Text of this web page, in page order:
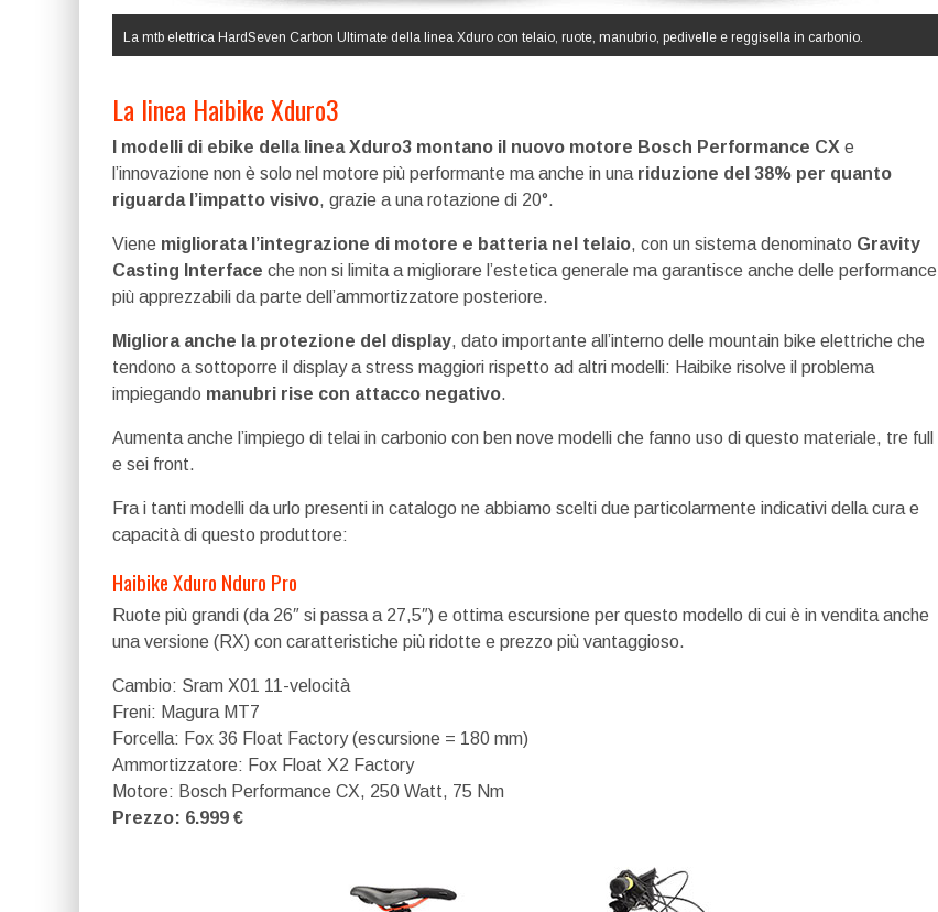
La mtb elettrica HardSeven Carbon Ultimate della linea Xduro con telaio, ruote, manubrio, pedivelle e reggisella in carbonio.
La linea Haibike Xduro3
I modelli di ebike della linea Xduro3 montano il nuovo motore Bosch Performance CX e
l’innovazione non è solo nel motore più performante ma anche in una riduzione del 38% per quanto
riguarda l’impatto visivo, grazie a una rotazione di 20°.
Viene migliorata l’integrazione di motore e batteria nel telaio, con un sistema denominato Gravity
Casting Interface che non si limita a migliorare l’estetica generale ma garantisce anche delle performance
più apprezzabili da parte dell’ammortizzatore posteriore.
Migliora anche la protezione del display, dato importante all’interno delle mountain bike elettriche che
tendono a sottoporre il display a stress maggiori rispetto ad altri modelli: Haibike risolve il problema
impiegando manubri rise con attacco negativo.
Aumenta anche l’impiego di telai in carbonio con ben nove modelli che fanno uso di questo materiale, tre full
e sei front.
Fra i tanti modelli da urlo presenti in catalogo ne abbiamo scelti due particolarmente indicativi della cura e
capacità di questo produttore:
Haibike Xduro Nduro Pro
Ruote più grandi (da 26″ si passa a 27,5″) e ottima escursione per questo modello di cui è in vendita anche
una versione (RX) con caratteristiche più ridotte e prezzo più vantaggioso.
Cambio: Sram X01 11-velocità
Freni: Magura MT7
Forcella: Fox 36 Float Factory (escursione = 180 mm)
Ammortizzatore: Fox Float X2 Factory
Motore: Bosch Performance CX, 250 Watt, 75 Nm
Prezzo: 6.999 €